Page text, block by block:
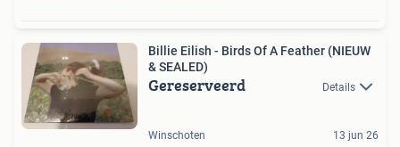
Billie Eilish - Birds Of A Feather (NIEUW
& SEALED)
Gereserveerd Details
Winschoten 13 jun 26